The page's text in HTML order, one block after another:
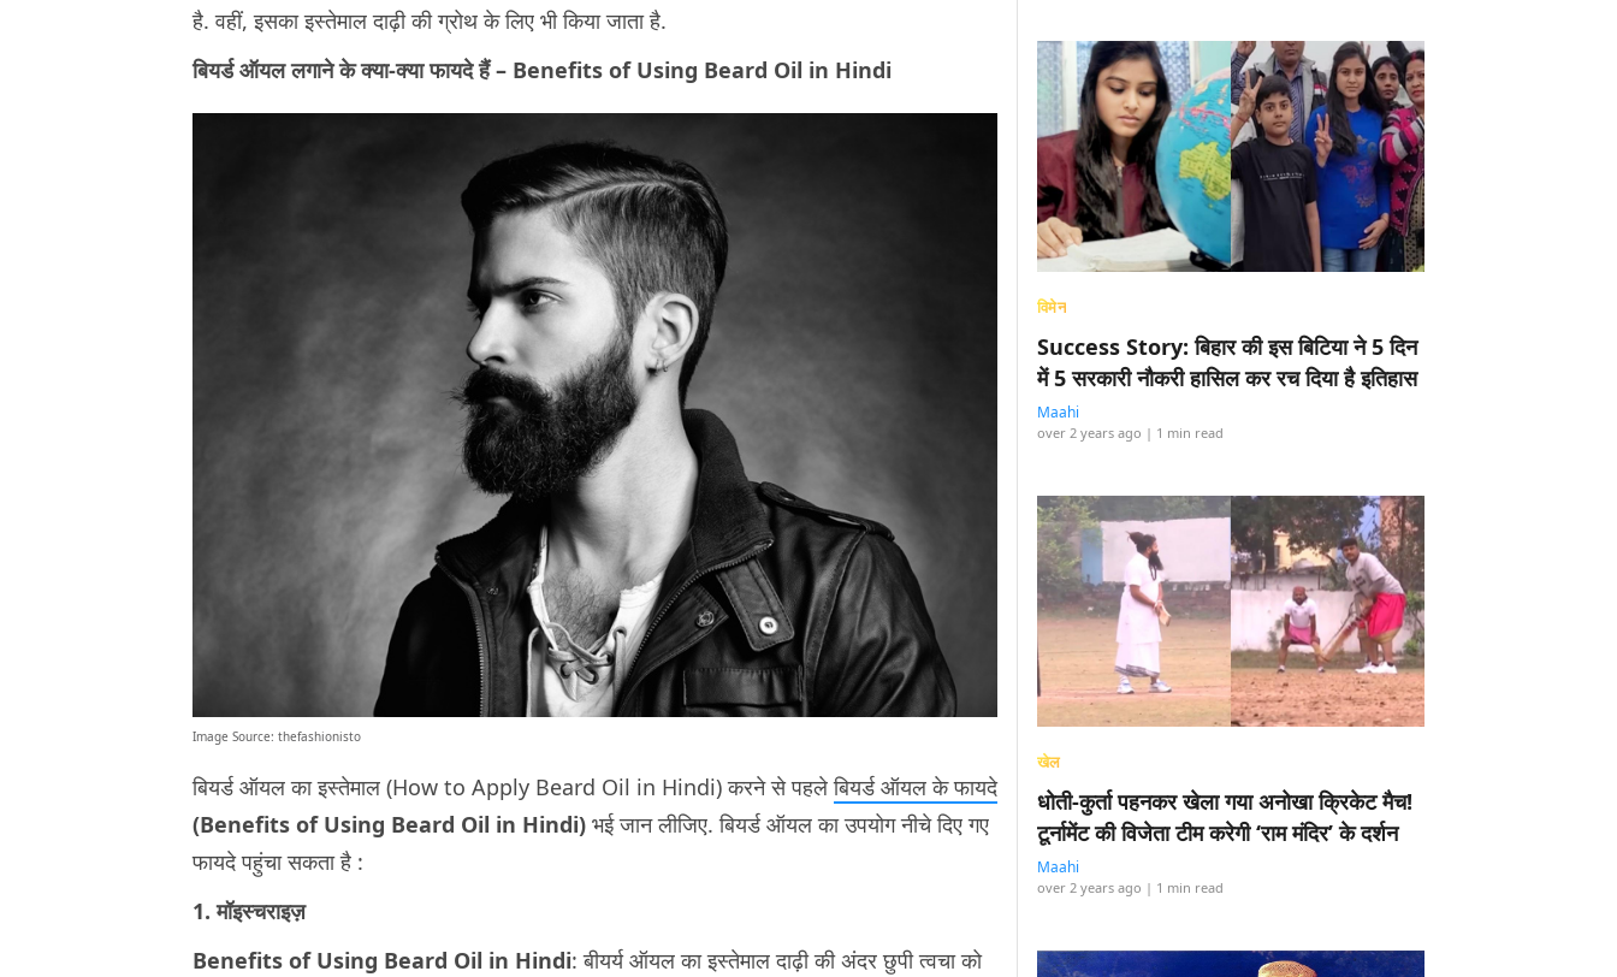
है. वहीं, इसका इस्तेमाल दाढ़ी की ग्रोथ के लिए भी किया जाता है.
बियर्ड ऑयल लगाने के क्या-क्या फायदे हैं – Benefits of Using Beard Oil in Hindi
Image Source: thefashionisto
बियर्ड ऑयल का इस्तेमाल (How to Apply Beard Oil in Hindi) करने से पहलेबियर्ड ऑयल के फायदे
(Benefits of Using Beard Oil in Hindi) भई जान लीजिए. बियर्ड ऑयल का उपयोग नीचे दिए गए
फायदे पहुंचा सकता है :
1. मॉइस्चराइज़
Benefits of Using Beard Oil in Hindi: बीयर्य ऑयल का इस्तेमाल दाढ़ी की अंदर छुपी त्वचा को
विमेन
Success Story: बिहार की इस बिटिया ने 5 दिन
में 5 सरकारी नौकरी हासिल कर रच दिया है इतिहास
Maahi
over 2 years ago | 1 min read
खेल
धोती-कुर्ता पहनकर खेला गया अनोखा क्रिकेट मैच!
टूर्नामेंट की विजेता टीम करेगी ‘राम मंदिर’ के दर्शन
Maahi
over 2 years ago | 1 min read